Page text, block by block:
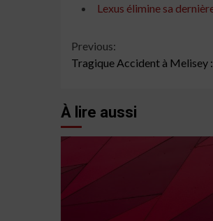
Lexus élimine sa
Continue
Reading
Previous:
Tragique Accident à Melisey
À lire aussi